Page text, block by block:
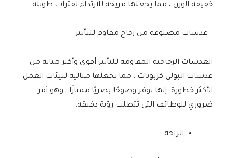
خفيفة الوزن ، مما يجعلها مريحة للارتداء لفترات طويلة.
– عدسات مصنوعة من زجاج مقاوم للتأثير
العدسات الزجاجية المقاومة للتأثير أقوى وأكثر متانة من
عدسات البولي كربونات ، مما يجعلها مثالية لبيئات العمل
الأكثر خطورة. إنها توفر وضوحًا بصريًا ممتازًا ، وهو أمر
ضروري للوظائف التي تتطلب رؤية دقيقة.
الراحة